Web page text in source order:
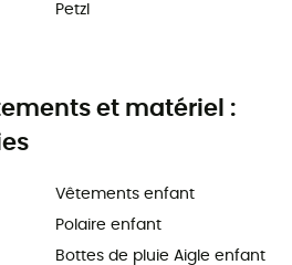
Petzl
et matériel :
Vêtements enfant
Polaire enfant
Bottes de pluie Aigle enfant